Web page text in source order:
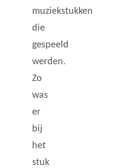
muziekstukken
die
gespeeld
werden.
Zo
was
er
bij
het
stuk